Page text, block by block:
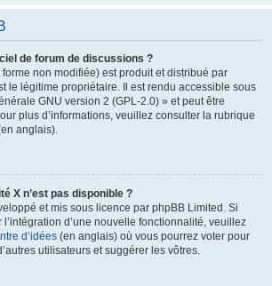
de forum de discussions ?
non modifiée) est produit et distribué par
le légitime propriétaire. Il est rendu accessible sous
GNU version 2 (GPL-2.0) » et peut être
plus d’informations, veuillez consulter la rubrique
anglais).
X n’est pas disponible ?
et mis sous licence par phpBB Limited. Si
d’une nouvelle fonctionnalité, veuillez
d’idées (en anglais) où vous pourrez voter pour
utilisateurs et suggérer les vôtres.